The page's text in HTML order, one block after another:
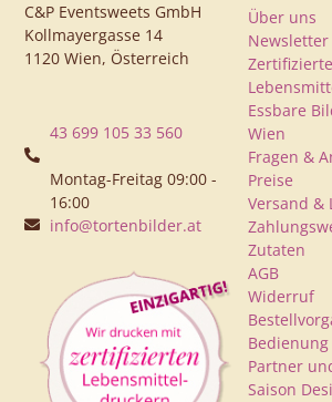
C&P Eventsweets GmbH
Kollmayergasse 14
1120 Wien, Österreich
43 699 105 33 560
Montag-Freitag 09:00 -
16:00
info@tortenbilder.at
Über uns
Newsletter
Essbare
Wien
Fragen &
Preise
Versand &
Zutaten
AGB
Widerruf
Partner
Saison